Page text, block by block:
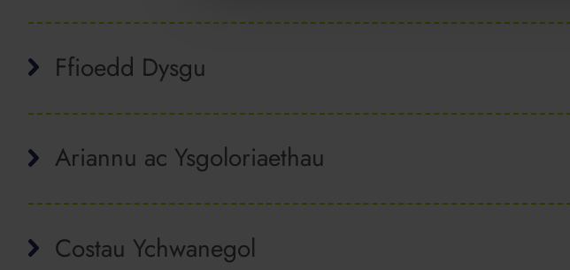
Ffioedd Dysgu
Ariannu ac Ysgoloriaethau
Costau Ychwanegol